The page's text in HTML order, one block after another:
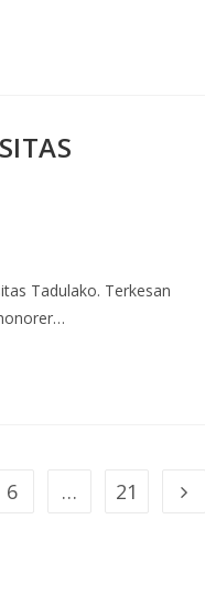
Tadulako. Terkesan
6 … 21